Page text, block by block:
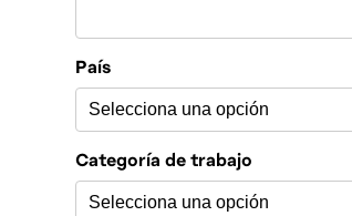
País
Categoría de trabajo